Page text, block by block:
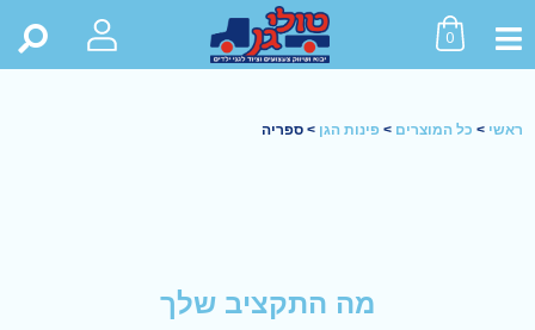
0
ראשי > כל המוצרים > פינות הגן > ספריה
מה התקציב שלך